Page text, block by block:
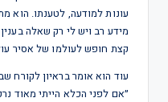
מידע רב ויש לי רק שאלה
קצת חופש לעולמו של אסיר
עוד הוא אומר בראיון
״אם לפני הכלא הייתי מאוד